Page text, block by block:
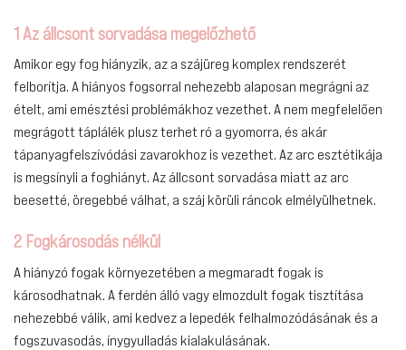
1 Az állcsont sorvadása megelőzhető
Amikor egy fog hiányzik, az a szájüreg komplex rendszerét
felborítja. A hiányos fogsorral nehezebb alaposan megrágni az
ételt, ami emésztési problémákhoz vezethet. A nem megfelelően
megrágott táplálék plusz terhet ró a gyomorra, és akár
tápanyagfelszívódási zavarokhoz is vezethet. Az arc esztétikája
is megsínyli a foghiányt. Az állcsont sorvadása miatt az arc
beesetté, öregebbé válhat, a száj körüli ráncok elmélyülhetnek.
2 Fogkárosodás nélkül
A hiányzó fogak környezetében a megmaradt fogak is
károsodhatnak. A ferdén álló vagy elmozdult fogak tisztítása
nehezebbé válik, ami kedvez a lepedék felhalmozódásának és a
fogszuvasodás, ínygyulladás kialakulásának.